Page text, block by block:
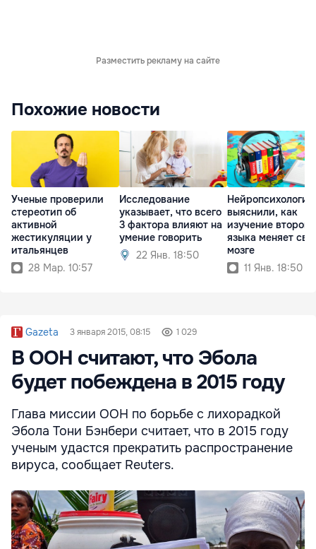
Разместить рекламу на сайте
Похожие новости
Ученые проверили
стереотип об
активной
жестикуляции у
итальянцев
28 Мар. 10:57
Исследование
указывает, что всего
3 фактора влияют на
умение говорить
22 Янв. 18:50
Нейропсихологи
выяснили, как
изучение второго
языка меняет
мозге
11 Янв. 18:50
Gazeta 3 января 2015, 08:15 1 029
В ООН считают, что Эбола
будет побеждена в 2015 году
Глава миссии ООН по борьбе с лихорадкой
Эбола Тони Бэнбери считает, что в 2015 году
ученым удастся прекратить распространение
вируса, сообщает Reuters.